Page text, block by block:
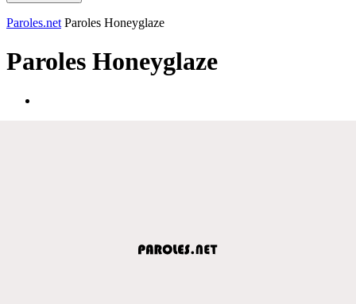
Paroles.net Paroles Honeyglaze
Paroles Honeyglaze